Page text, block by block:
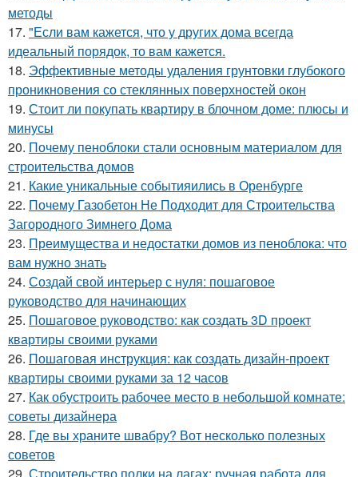
методы
17. "Если вам кажется, что у других дома всегда
идеальный порядок, то вам кажется.
18. Эффективные методы удаления грунтовки глубокого
проникновения со стеклянных поверхностей окон
19. Стоит ли покупать квартиру в блочном доме: плюсы и
минусы
20. Почему пеноблоки стали основным материалом для
строительства домов
21. Какие уникальные событияились в Оренбурге
22. Почему Газобетон Не Подходит для Строительства
Загородного Зимнего Дома
23. Преимущества и недостатки домов из пеноблока: что
вам нужно знать
24. Создай свой интерьер с нуля: пошаговое
руководство для начинающих
25. Пошаговое руководство: как создать 3D проект
квартиры своими руками
26. Пошаговая инструкция: как создать дизайн-проект
квартиры своими руками за 12 часов
27. Как обустроить рабочее место в небольшой комнате:
советы дизайнера
28. Где вы храните швабру? Вот несколько полезных
советов